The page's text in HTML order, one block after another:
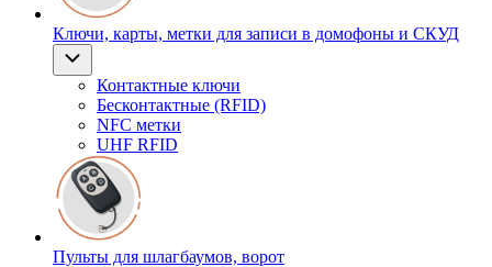
Ключи, карты, метки для записи в домофоны и СКУД
Контактные ключи
Бесконтактные (RFID)
NFC метки
UHF RFID
Пульты для шлагбаумов, ворот